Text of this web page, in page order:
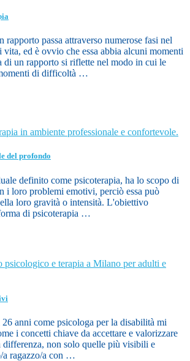
rapporto passa attraverso numerose fasi nel
ed è ovvio che essa abbia alcuni momenti
un rapporto si riflette nel modo in cui le
di difficoltà …
del profondo
definito come psicoterapia, ha lo scopo di
i loro problemi emotivi, perciò essa può
loro gravità o intensità. L'obiettivo
di psicoterapia …
anni come psicologa per la disabilità mi
i concetti chiave da accettare e valorizzare
differenza, non solo quelle più visibili e
a ragazzo/a con …